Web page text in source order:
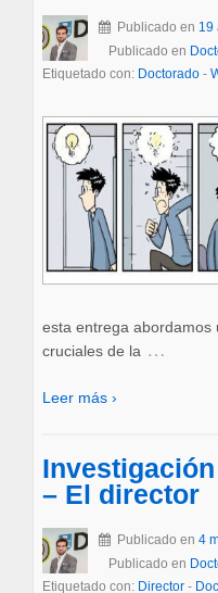
Publicado en 19
Publicado en
Etiquetado con: Doctorado-
esta entrega abordamos
cruciales de la …
Leer más ›
– El director
Publicado en 4
Publicado en
Etiquetado con: Director-